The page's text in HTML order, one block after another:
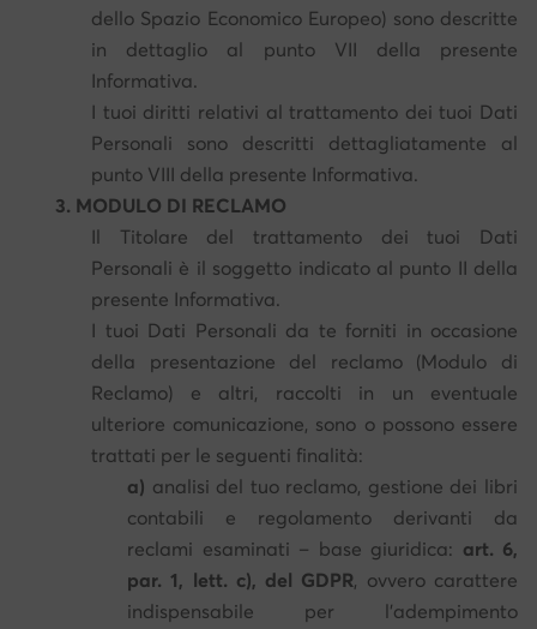
dello Spazio Economico Europeo) sono descritte
in dettaglio al punto VII della presente
Informativa.
I tuoi diritti relativi al trattamento dei tuoi Dati
Personali sono descritti dettagliatamente al
punto VIII della presente Informativa.
3. MODULO DI RECLAMO
Il Titolare del trattamento dei tuoi Dati
Personali è il soggetto indicato al punto II della
presente Informativa.
I tuoi Dati Personali da te forniti in occasione
della presentazione del reclamo (Modulo di
Reclamo) e altri, raccolti in un eventuale
ulteriore comunicazione, sono o possono essere
trattati per le seguenti finalità:
a) analisi del tuo reclamo, gestione dei libri
contabili e regolamento derivanti da
reclami esaminati – base giuridica: art. 6,
par. 1, lett. c), del GDPR, ovvero carattere
indispensabile per l'adempimento